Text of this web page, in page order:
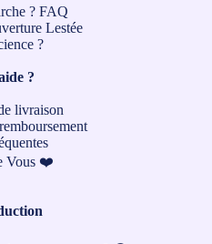
? FAQ
Lestée
?
?
livraison
Vous ❤️